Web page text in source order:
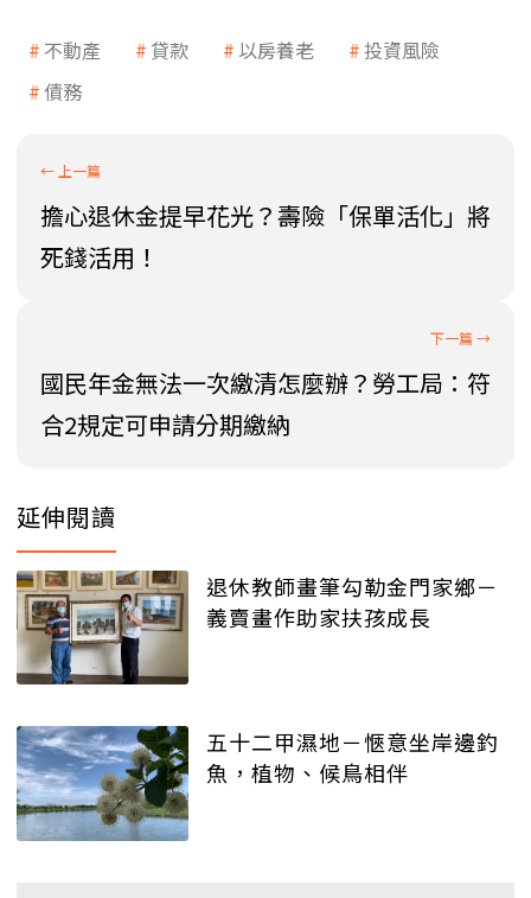
不動產 貸款 以房養老
投資風險
債務
擔心退休金提早花光？壽險「保單活化」將
死錢活用！
國民年金無法一次繳清怎麼辦？勞工局：符
合2規定可申請分期繳納
延伸閱讀
退休教師畫筆勾勒金門家鄉－
義賣畫作助家扶孩成長
五十二甲濕地－愜意坐岸邊釣
魚，植物、候鳥相伴